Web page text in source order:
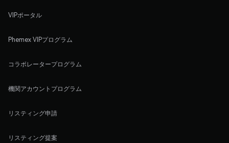
VIPポータル
Phemex VIPプログラム
コラボレータープログラム
機関アカウントプログラム
リスティング申請
リスティング提案